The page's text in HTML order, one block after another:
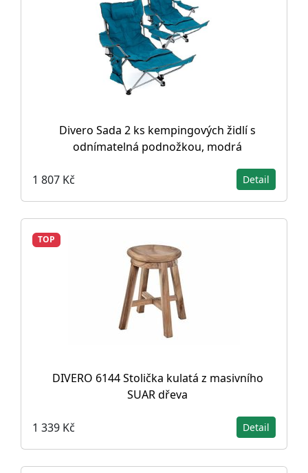
Divero Sada 2 ks kempingových židlí s
odnímatelná podnožkou, modrá
1 807 Kč Detail
TOP
DIVERO 6144 Stolička kulatá z masivního
SUAR dřeva
1 339 Kč Detail